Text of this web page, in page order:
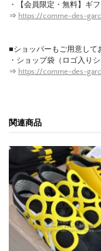
・【会員限定・無料】ギ
⇒ https://comme-des-
■ショッパーもご用意して
・ショップ袋（ロゴ入りシ
⇒ https://comme-des-
関連商品